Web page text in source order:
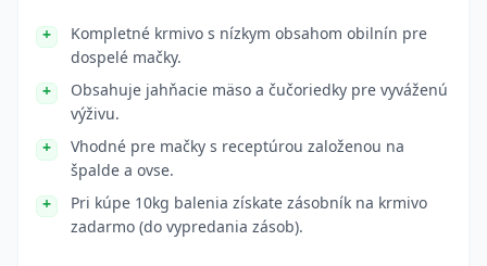
Kompletné krmivo s nízkym obsahom obilnín pre
dospelé mačky.
Obsahuje jahňacie mäso a čučoriedky pre vyváženú
výživu.
Vhodné pre mačky s receptúrou založenou na
špalde a ovse.
Pri kúpe 10kg balenia získate zásobník na krmivo
zadarmo (do vypredania zásob).